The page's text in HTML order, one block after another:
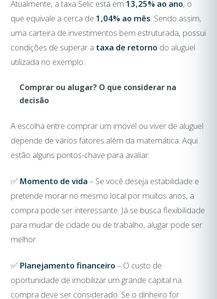
Atualmente, a taxa Selic está em 13,25% ao ano, o
que equivale a cerca de 1,04% ao mês . Sendo assim,
uma carteira de investimentos bem estruturada, possui
condições de superar a taxa de retorno do aluguel
utilizada no exemplo.
Comprar ou alugar? O que considerar na
decisão
A escolha entre comprar um imóvel ou viver de aluguel
depende de vários fatores além da matemática. Aqui
estão alguns pontos-chave para avaliar:
✅ Momento de vida – Se você deseja estabilidade e
pretende morar no mesmo local por muitos anos, a
compra pode ser interessante. Já se busca flexibilidade
para mudar de cidade ou de trabalho, alugar pode ser
melhor.
✅ Planejamento financeiro – O custo de
oportunidade de imobilizar um grande capital na
compra deve ser considerado. Se o dinheiro for